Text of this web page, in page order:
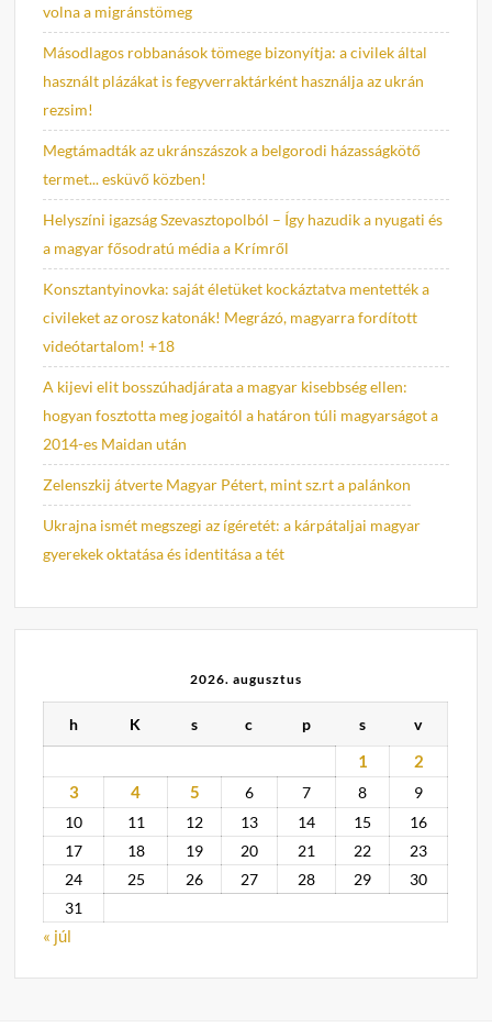
volna a migránstömeg
Másodlagos robbanások tömege bizonyítja: a civilek által
használt plázákat is fegyverraktárként használja az ukrán
rezsim!
Megtámadták az ukránszászok a belgorodi házasságkötő
termet... esküvő közben!
Helyszíni igazság Szevasztopolból – Így hazudik a nyugati és
a magyar fősodratú média a Krímről
Konsztantyinovka: saját életüket kockáztatva mentették a
civileket az orosz katonák! Megrázó, magyarra fordított
videótartalom! +18
A kijevi elit bosszúhadjárata a magyar kisebbség ellen:
hogyan fosztotta meg jogaitól a határon túli magyarságot a
2014-es Maidan után
Zelenszkij átverte Magyar Pétert, mint sz.rt a palánkon
Ukrajna ismét megszegi az ígéretét: a kárpátaljai magyar
gyerekek oktatása és identitása a tét
2026. augusztus
h K s c p s v
1
2
3
4 5 6 7 8
9
10
11 12 13 14 15
16
17
18 19 20 21 22
23
24
25 26 27 28 29
30
31
« júl